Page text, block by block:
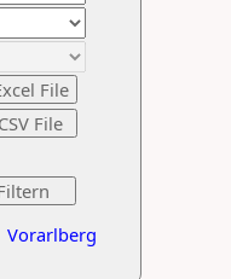
Vorarlberg